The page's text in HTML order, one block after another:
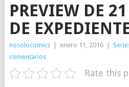
PREVIEW DE
DE
nosolocomics enero 11, 2016
comentarios
Rate this